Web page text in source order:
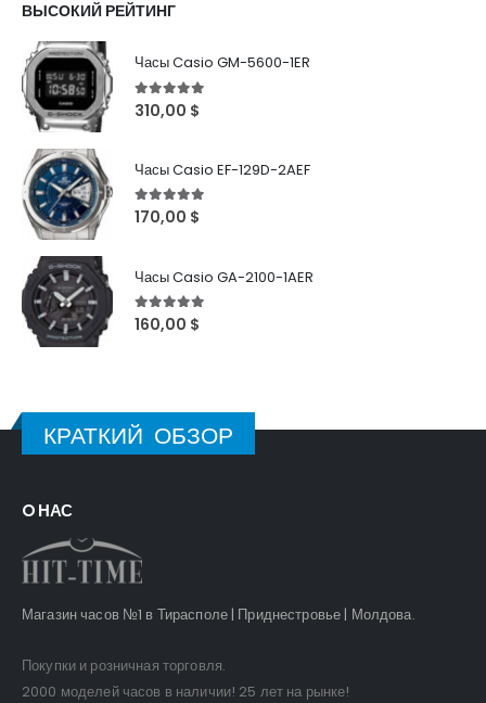
ВЫСОКИЙ РЕЙТИНГ
Часы Casio GM-5600-1ER
5out of 5
310,00 $
Часы Casio EF-129D-2AEF
5out of 5
170,00 $
Часы Casio GA-2100-1AER
5out of 5
160,00 $
КРАТКИЙ ОБЗОР
O НАС
Магазин часов №1 в Тирасполе | Приднестровье | Молдова.
Покупки и розничная торговля.
2000 моделей часов в наличии! 25 лет на рынке!